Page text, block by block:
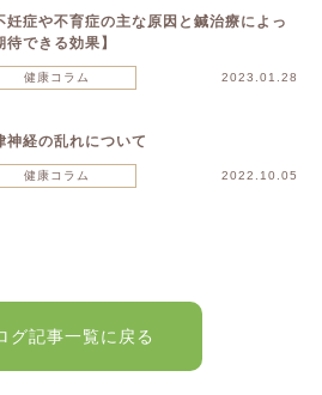
妊症や不育症の主な原因と鍼治療によっ
待できる効果】
健康コラム 2023.01.28
神経の乱れについて
健康コラム 2022.10.05
グ記事一覧に戻る